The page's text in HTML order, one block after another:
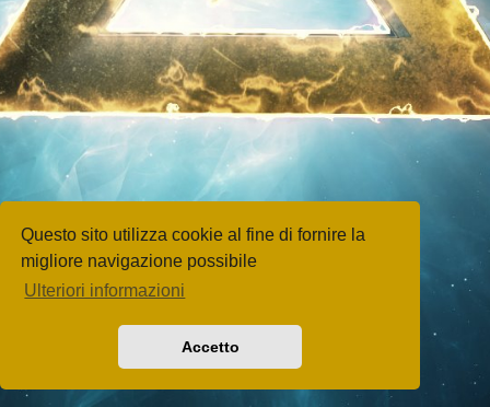
Questo sito utilizza cookie al fine di fornire la
migliore navigazione possibile
Ulteriori informazioni
Accetto